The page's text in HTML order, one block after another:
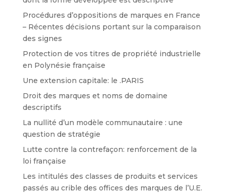
Procédures d’oppositions de marques en France
– Récentes décisions portant sur la comparaison
des signes
Protection de vos titres de propriété industrielle
en Polynésie française
Une extension capitale: le .PARIS
Droit des marques et noms de domaine
descriptifs
La nullité d’un modèle communautaire : une
question de stratégie
Lutte contre la contrefaçon: renforcement de la
loi française
Les intitulés des classes de produits et services
passés au crible des offices des marques de l’U.E.